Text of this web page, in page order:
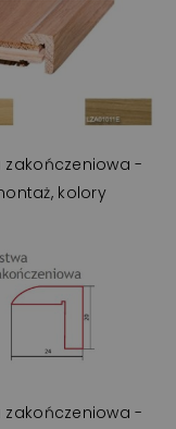
zakończeniowa -
kolory
zakończeniowa -